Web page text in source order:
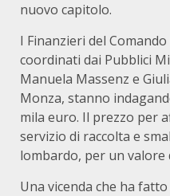
nuovo capitolo.
I Finanzieri del
coordinati dai Pubblici
Manuela Massenz e
Monza, stanno
mila euro. Il prezzo per
servizio di raccolta e
lombardo, per un
Una vicenda che ha